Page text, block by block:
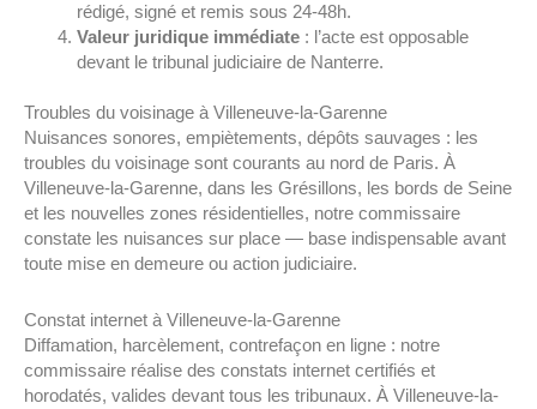
rédigé, signé et remis sous 24-48h.
Valeur juridique immédiate: l’acte est opposable
devant le tribunal judiciaire de Nanterre.
Troubles du voisinage à Villeneuve-la-Garenne
Nuisances sonores, empiètements, dépôts sauvages : les
troubles du voisinage sont courants au nord de Paris. À
Villeneuve-la-Garenne, dans les Grésillons, les bords de Seine
et les nouvelles zones résidentielles, notre commissaire
constate les nuisances sur place — base indispensable avant
toute mise en demeure ou action judiciaire.
Constat internet à Villeneuve-la-Garenne
Diffamation, harcèlement, contrefaçon en ligne : notre
commissaire réalise des constats internet certifiés et
horodatés, valides devant tous les tribunaux. À Villeneuve-la-